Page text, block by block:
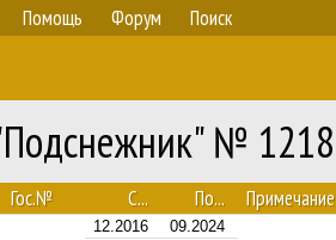
Помощь Форум Поиск
№ 1218
Гос.№ С... По... Примечание
12.2016 09.2024